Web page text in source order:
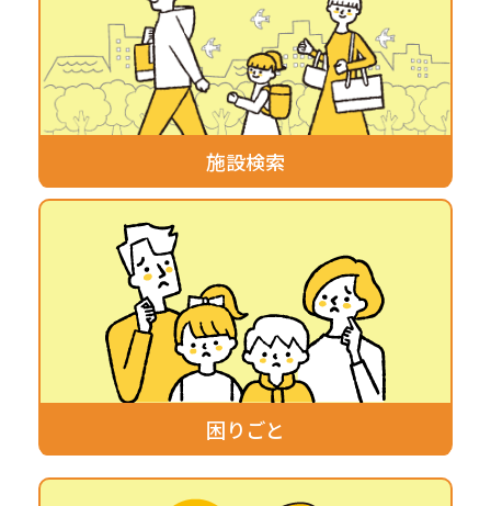
施設検索
困りごと